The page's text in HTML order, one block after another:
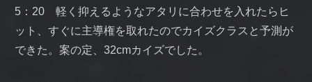
5：20 軽く抑えるようなアタリに合わせを入れたらヒ
ット、すぐに主導権を取れたのでカイズクラスと予測が
できた。案の定、32cmカイズでした。